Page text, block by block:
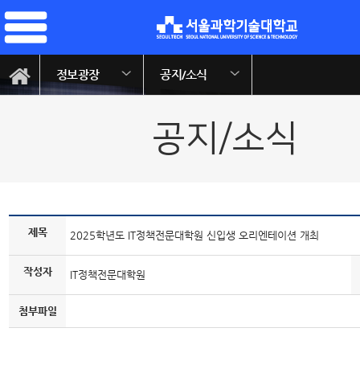
정보광장 공지/소식
공지/소식
제목 2025학년도 IT정책전문대학원 신입생 오리엔테이션 개최
작성자 IT정책전문대학원
첨부파일